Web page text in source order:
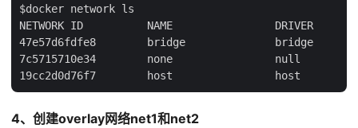
$docker network ls
NETWORK ID          NAME                DRIVER
47e57d6fdfe8        bridge              bridge
7c5715710e34        none                null
4、创建overlay网络net1和net2